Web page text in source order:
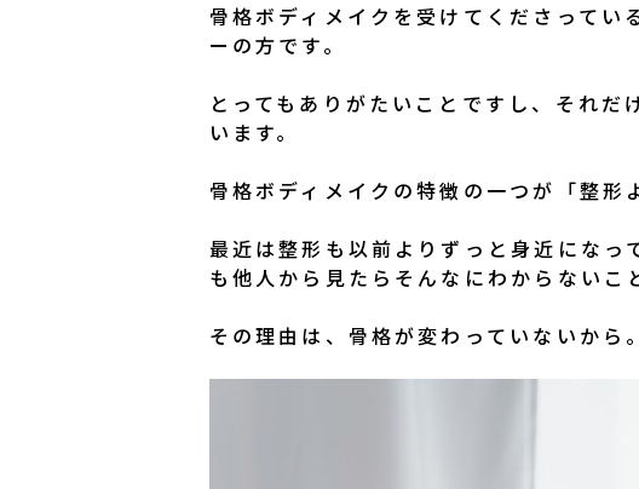
骨格ボディメイクを受けてくださってい
ーの方です。
とってもありがたいことですし、それ
います。
骨格ボディメイクの特徴の一つが「整形
最近は整形も以前よりずっと身近になっ
も他人から見たらそんなにわからないこ
その理由は、骨格が変わっていないから。